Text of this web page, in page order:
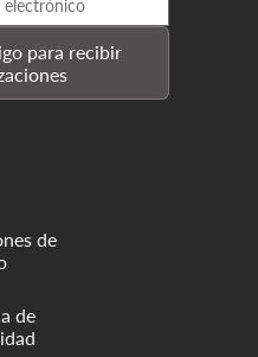
para recibir
de
de